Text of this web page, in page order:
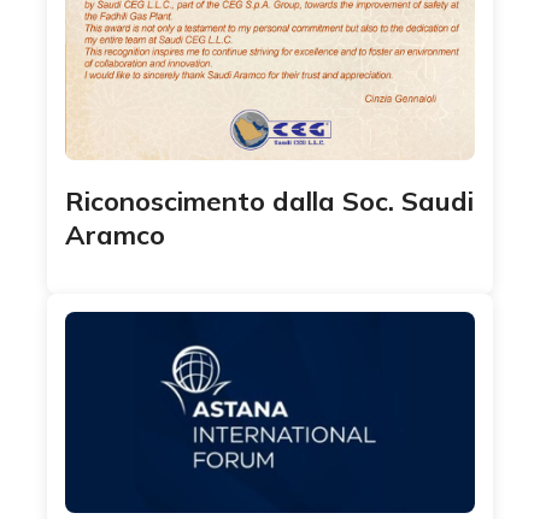
Riconoscimento dalla Soc. Saudi
Aramco